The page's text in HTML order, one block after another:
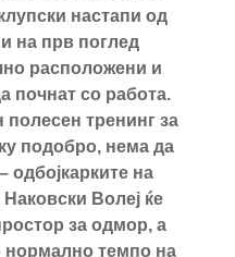
настапи од
на прв поглед
расположени и
почнат со работа.
тренинг за
подобро, нема да
одбојкарките на
Волеј ќе
за одмор, а
нормално темпо на